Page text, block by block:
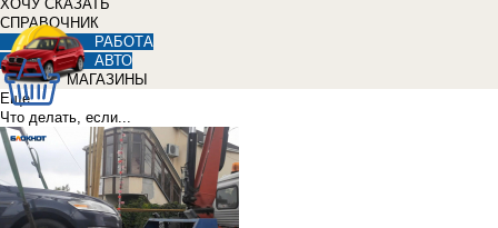
ХОЧУ СКАЗАТЬ
СПРАВОЧНИК
РАБОТА
АВТО
МАГАЗИНЫ
Еще
Что делать, если...